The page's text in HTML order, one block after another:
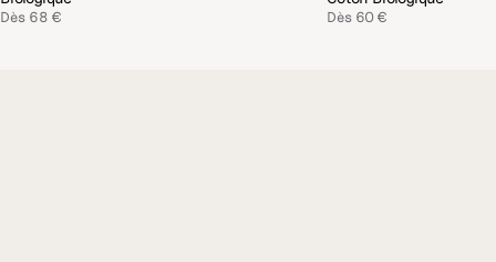
Dès 68 € Dès 60 €